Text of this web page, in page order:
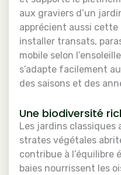
aux graviers d’un
apprécient aussi cette
installer transats,
mobile selon
s’adapte facilement
des saisons et des
Une biodiversité
Les jardins classiques
strates végétales
contribue à l’équilibre
baies nourrissent les